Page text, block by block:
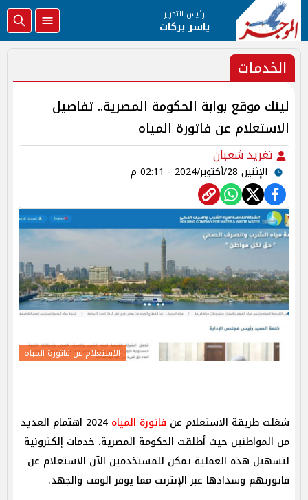
رئيس التحرير
ياسر بركات
الخدمات
لينك موقع بوابة الحكومة المصرية.. تفاصيل
الاستعلام عن فاتورة المياه
تغريد شعبان
الإثنين 28/أكتوبر/2024 - 02:11 م
الاستعلام عن فاتورة المياه
شغلت طريقة الاستعلام عن فاتورة المياه
2024 اهتمام العديد
من المواطنين حيث أطلقت الحكومة المصرية، خدمات إلكترونية
لتسهيل هذه العملية يمكن للمستخدمين الآن الاستعلام عن
فاتورتهم وسدادها عبر الإنترنت مما يوفر الوقت والجهد.